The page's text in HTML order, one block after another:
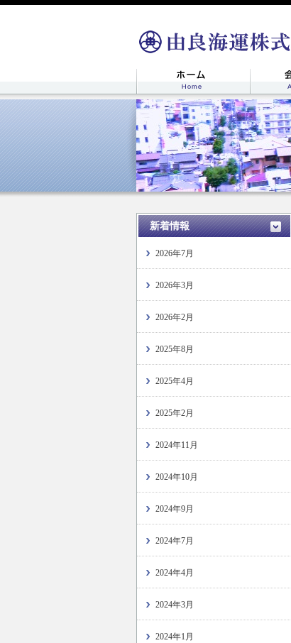
新着情報
2026年7月
2026年3月
2026年2月
2025年8月
2025年4月
2025年2月
2024年11月
2024年10月
2024年9月
2024年7月
2024年4月
2024年3月
2024年1月